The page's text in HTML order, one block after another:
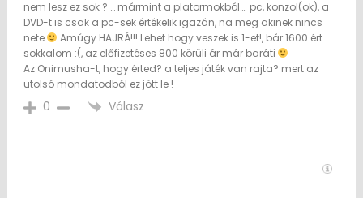
nem lesz ez sok ? … mármint a platormokból…. pc, konzol(ok), a
DVD-t is csak a pc-sek értékelik igazán, na meg akinek nincs
nete
Amúgy HAJRÁ!!! Lehet hogy veszek is 1-et!, bár 1600 ért
sokkalom :(, az előfizetéses 800 körüli ár már baráti
Az Onimusha-t, hogy érted? a teljes játék van rajta? mert az
utolsó mondatodból ez jött le !
0 Válasz